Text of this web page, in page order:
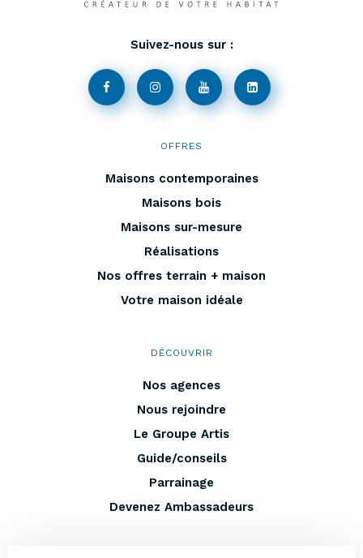
Suivez-nous sur :
OFFRES
Maisons contemporaines
Maisons bois
Maisons sur-mesure
Réalisations
Nos offres terrain + maison
Votre maison idéale
DÉCOUVRIR
Nos agences
Nous rejoindre
Le Groupe Artis
Guide/conseils
Parrainage
Devenez Ambassadeurs